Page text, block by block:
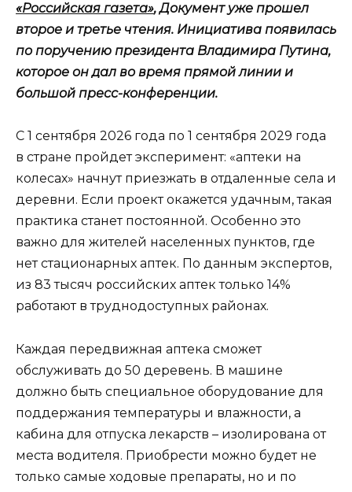
«Российская газета», Документ уже прошел
второе и третье чтения. Инициатива появилась
по поручению президента Владимира Путина,
которое он дал во время прямой линии и
большой пресс-конференции.
С 1 сентября 2026 года по 1 сентября 2029 года
в стране пройдет эксперимент: «аптеки на
колесах» начнут приезжать в отдаленные села и
деревни. Если проект окажется удачным, такая
практика станет постоянной. Особенно это
важно для жителей населенных пунктов, где
нет стационарных аптек. По данным экспертов,
из 83 тысяч российских аптек только 14%
работают в труднодоступных районах.
Каждая передвижная аптека сможет
обслуживать до 50 деревень. В машине
должно быть специальное оборудование для
поддержания температуры и влажности, а
кабина для отпуска лекарств – изолирована от
места водителя. Приобрести можно будет не
только самые ходовые препараты, но и по